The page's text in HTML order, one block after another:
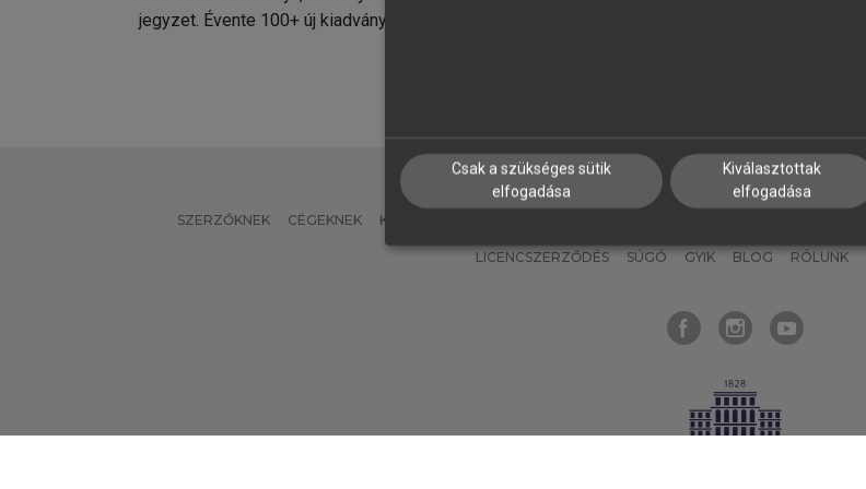
jegyzet. Évente 100+ új kiadvány.
SZERZŐKNEK CÉGEKNEK KÖNYVTÁROSOKNAK
LICENCSZERZŐDÉS SÚGÓ GYIK BLOG RÓLUNK
Csak a szükséges sütik
elfogadása
Kiválasztottak
elfogadása